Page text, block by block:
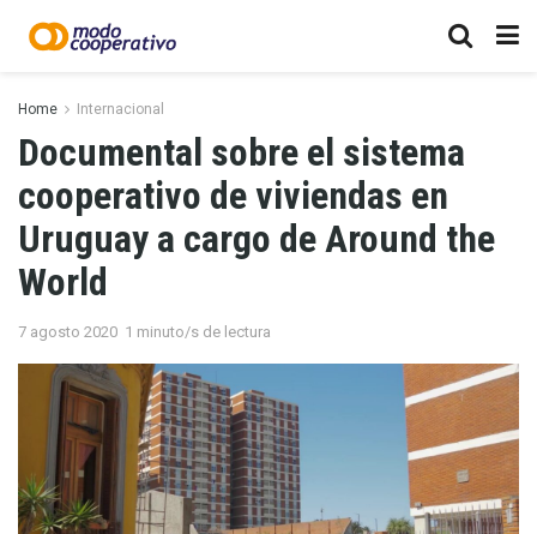
Home Internacional
Documental sobre el sistema
cooperativo de viviendas en
Uruguay a cargo de Around the
World
7 agosto 2020 1 minuto/s de lectura